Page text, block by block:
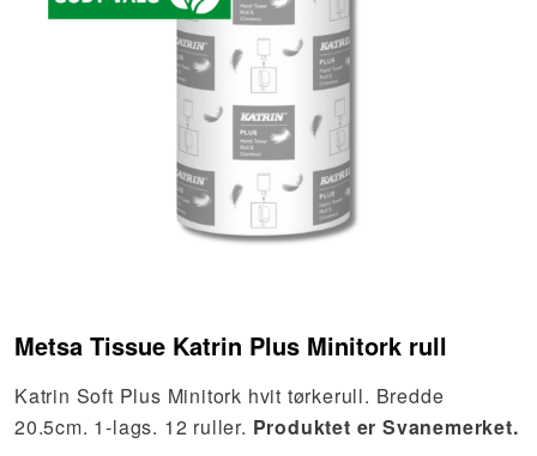
Metsa Tissue Katrin Plus Minitork rull
Katrin Soft Plus Minitork hvit tørkerull. Bredde
20.5cm. 1-lags. 12 ruller. Produktet er Svanemerket.